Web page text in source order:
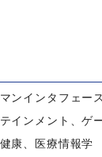
ンインタフェー
インメント、ゲ
康、医療情報学